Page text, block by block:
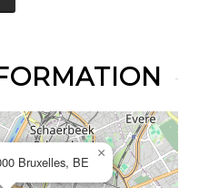
Bruxelles, BE
×